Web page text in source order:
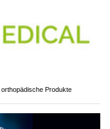
Produkte